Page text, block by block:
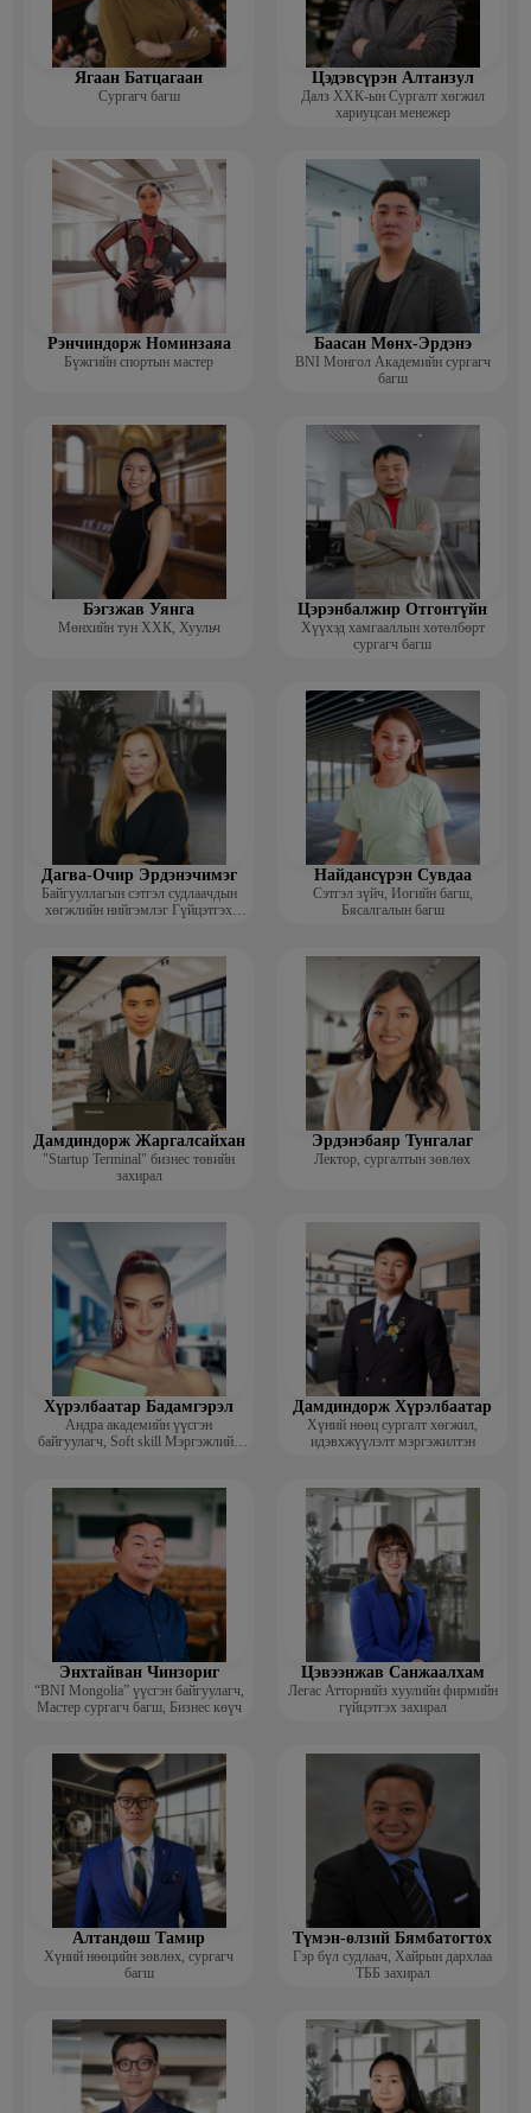
Ягаан Батцагаан
Сургагч багш
Цэдэвсүрэн Алтанзул
Далз ХХК-ын Сургалт хөгжил
хариуцсан менежер
Рэнчиндорж Номинзаяа
Бүжгийн спортын мастер
Баасан Мөнх-Эрдэнэ
BNI Монгол Академийн сургагч
багш
Бэгзжав Уянга
Мөнхийн тун ХХК, Хуульч
Цэрэнбалжир Отгонтүйн
Хүүхэд хамгааллын хөтөлбөрт
сургагч багш
Дагва-Очир Эрдэнэчимэг
Байгууллагын сэтгэл судлаачдын
хөгжлийн нийгэмлэг Гүйцэтгэх
Найдансүрэн Сувдаа
Сэтгэл зүйч, Иогийн багш,
Бясалгалын багш
Дамдиндорж Жаргалсайхан
"Startup Terminal" бизнес төвийн
захирал
Эрдэнэбаяр Тунгалаг
Лектор, сургалтын зөвлөх
Хүрэлбаатар Бадамгэрэл
Андра академийн үүсгэн
байгуулагч, Soft skill Мэргэжлийн
Дамдиндорж Хүрэлбаатар
Хүний нөөц сургалт хөгжил,
идэвхжүүлэлт мэргэжилтэн
Энхтайван Чинзориг
“BNI Mongolia” үүсгэн байгуулагч,
Мастер сургагч багш, Бизнес көүч
Цэвээнжав Санжаалхам
Легас Атторнийз хуулийн фирмийн
гүйцэтгэх захирал
Алтандөш Тамир
Хүний нөөцийн зөвлөх, сургагч
багш
Түмэн-өлзий Бямбатогтох
Гэр бүл судлаач, Хайрын дархлаа
ТББ захирал